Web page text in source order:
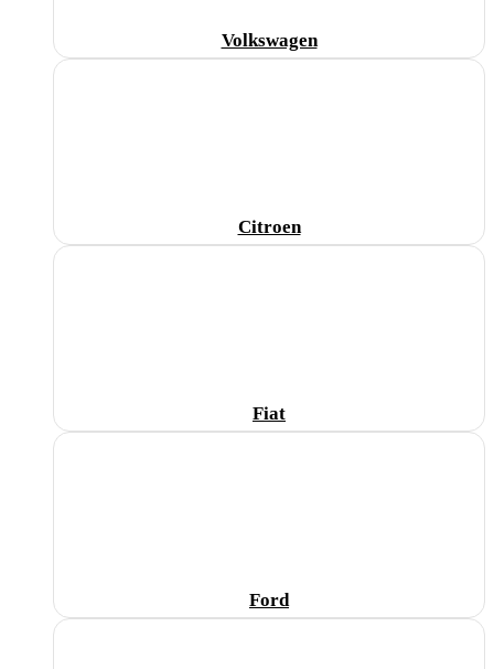
Volkswagen
Citroen
Fiat
Ford